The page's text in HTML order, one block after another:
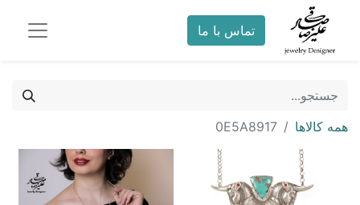
تماس با ما
همه کالاها 0E5A8917